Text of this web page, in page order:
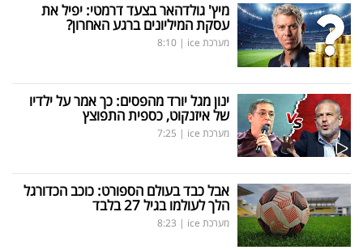
מיץ' גולדהאר בצעד דרמטי: יפיל את
עסקת המיליונים ברגע האחרון?
מערכת ice |
8:10
ינון מגל יורד מהפסים: כך אמר על ילדיו
של איזנקוט, כספית התפוצץ
מערכת ice |
7:25
אבל כבד בעולם הספורט: כוכב הכדורגל
הלך לעולמו בגיל 27 בלבד
מערכת ice |
8:23